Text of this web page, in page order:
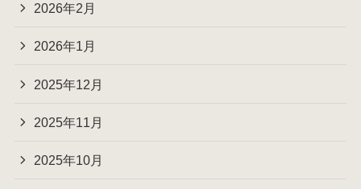
2026年2月
2026年1月
2025年12月
2025年11月
2025年10月